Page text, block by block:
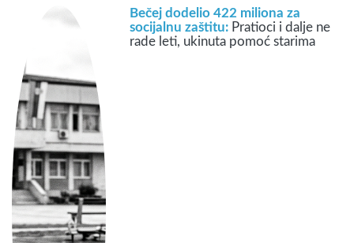
Bečej dodelio 422 miliona za
socijalnu zaštitu: Pratioci i dalje ne
rade leti, ukinuta pomoć starima